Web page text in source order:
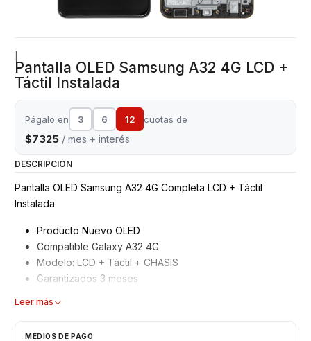
Pantalla OLED Samsung A32 4G LCD +
Táctil Instalada
Págalo en 3 6 12 cuotas de
$7325 / mes + interés
DESCRIPCIÓN
Pantalla OLED Samsung A32 4G Completa LCD + Táctil
Instalada
Producto Nuevo OLED
Compatible Galaxy A32 4G
Modelo: LCD + Táctil + CHASIS
Garantizados 3 meses
Características
Leer más
MEDIOS DE PAGO